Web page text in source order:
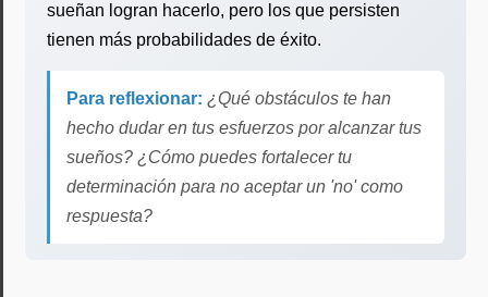
sueñan logran hacerlo, pero los que persisten
tienen más probabilidades de éxito.
Para reflexionar: ¿Qué obstáculos te han
hecho dudar en tus esfuerzos por alcanzar tus
sueños? ¿Cómo puedes fortalecer tu
determinación para no aceptar un 'no' como
respuesta?